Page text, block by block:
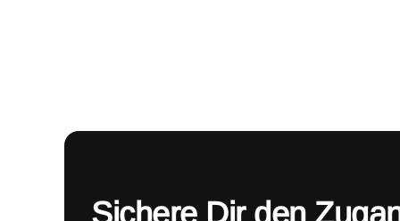
Sichere Dir den